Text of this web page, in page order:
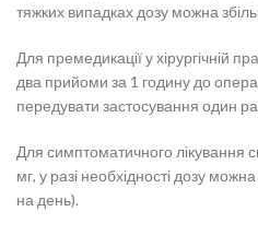
тяжких випадках дозу можна
Для премедикації у хірургічній
два прийоми за 1 годину до
передувати застосування один
Для симптоматичного лікування
мг, у разі необхідності дозу
на день).